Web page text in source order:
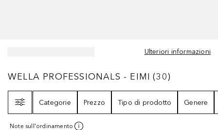
Ulteriori informazioni
WELLA PROFESSIONALS - EIMI30
WELLA PROFESSIONALS - EIMI (30)
Categorie
Prezzo Tipo di prodotto Genere
Note sull'ordinamento